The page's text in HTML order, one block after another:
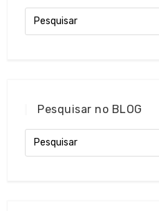
Pesquisar no BLOG